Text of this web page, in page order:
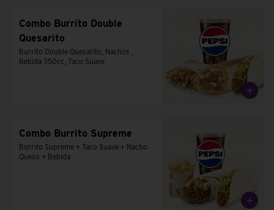
Combo Burrito Double
Quesarito
Burrito Double Quesarito, Nachos ,
Bebida 350cc, Taco Suave
Combo Burrito Supreme
Burrito Supreme + Taco Suave + Nacho
Queso + Bebida